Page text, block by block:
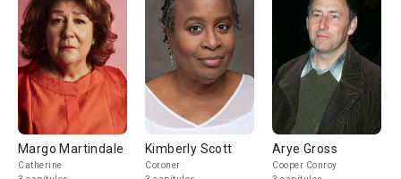
Margo Martindale
Catherine
Kimberly Scott
Coroner
Arye Gross
Cooper Conroy